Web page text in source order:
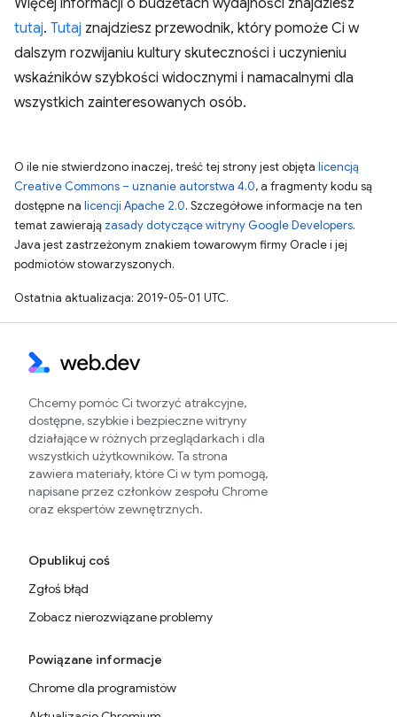
Więcej informacji o budżetach wydajności znajdziesz
tutaj. Tutaj znajdziesz przewodnik, który pomoże Ci w
dalszym rozwijaniu kultury skuteczności i uczynieniu
wskaźników szybkości widocznymi i namacalnymi dla
wszystkich zainteresowanych osób.
O ile nie stwierdzono inaczej, treść tej strony jest objęta licencją
Creative Commons – uznanie autorstwa 4.0, a fragmenty kodu są
dostępne na licencji Apache 2.0. Szczegółowe informacje na ten
temat zawierają zasady dotyczące witryny Google Developers.
Java jest zastrzeżonym znakiem towarowym firmy Oracle i jej
podmiotów stowarzyszonych.
Ostatnia aktualizacja: 2019-05-01 UTC.
Chcemy pomóc Ci tworzyć atrakcyjne,
dostępne, szybkie i bezpieczne witryny
działające w różnych przeglądarkach i dla
wszystkich użytkowników. Ta strona
zawiera materiały, które Ci w tym pomogą,
napisane przez członków zespołu Chrome
oraz ekspertów zewnętrznych.
Opublikuj coś
Zgłoś błąd
Zobacz nierozwiązane problemy
Powiązane informacje
Chrome dla programistów